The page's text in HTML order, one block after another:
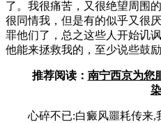
了。我很痛苦，又很绝望周围
很同情我，但是有的似乎又很
罪他们了，总之这些人开始讥
他能来拯救我的，至少说些鼓励
推荐阅读： 南宁西京为您
染
心碎不已:白癜风噩耗传来,